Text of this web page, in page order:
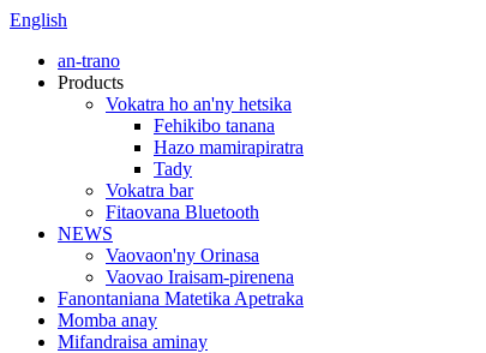
English
an-trano
Products
Vokatra ho an'ny hetsika
Fehikibo tanana
Hazo mamirapiratra
Tady
Vokatra bar
Fitaovana Bluetooth
NEWS
Vaovaon'ny Orinasa
Vaovao Iraisam-pirenena
Fanontaniana Matetika Apetraka
Momba anay
Mifandraisa aminay